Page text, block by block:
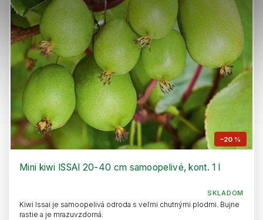
–20 %
Mini kiwi ISSAI 20-40 cm samoopelivé, kont. 1 l
SKLADOM
Kiwi Issai je samoopelivá odroda s veľmi chutnými plodmi. Bujne
rastie a je mrazuvzdorná.